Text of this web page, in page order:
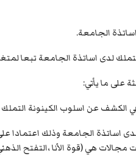
على ما يأتي:
اساتذة الجامعة وذلك اعتمادا